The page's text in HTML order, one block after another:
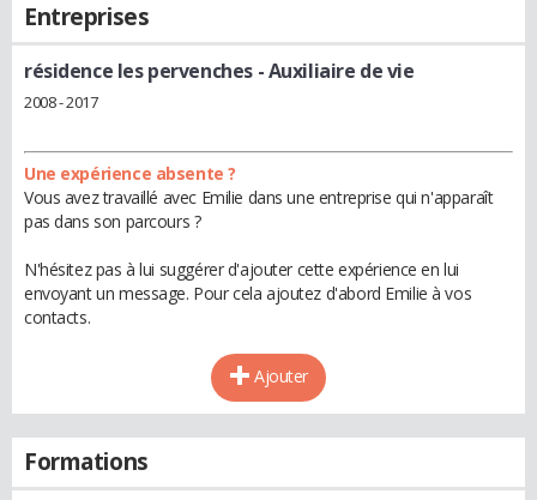
Entreprises
résidence les pervenches- Auxiliaire de vie
2008 - 2017
Une expérience absente ?
Vous avez travaillé avec Emilie dans une entreprise qui n'apparaît
pas dans son parcours ?
N'hésitez pas à lui suggérer d'ajouter cette expérience en lui
envoyant un message. Pour cela ajoutez d'abord Emilie à vos
contacts.
Ajouter
Formations